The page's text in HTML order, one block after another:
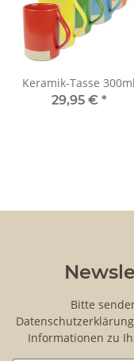
Keramik-Tasse 300ml
29,95 € *
Bitte
Datenschutzerklärung
Informationen zu